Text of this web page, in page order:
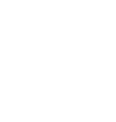
mit TAB-Taste.